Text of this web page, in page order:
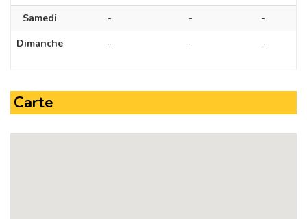
Samedi
- -
-
Dimanche
- - -
Carte